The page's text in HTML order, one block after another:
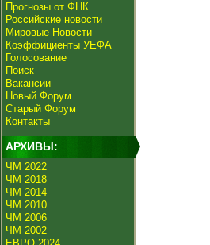
Прогнозы от ФНК
Российские новости
Мировые Новости
Коэффициенты УЕФА
Голосование
Поиск
Вакансии
Новый Форум
Старый Форум
Контакты
АРХИВЫ:
ЧМ 2022
ЧМ 2018
ЧМ 2014
ЧМ 2010
ЧМ 2006
ЧМ 2002